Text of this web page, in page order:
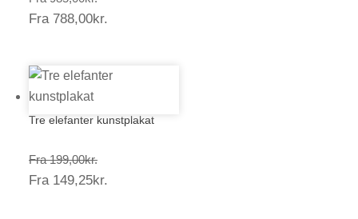
985,00kr.
Fra 788,00kr.
Tre elefanter kunstplakat
Fra 199,00kr.Prisinterval:
199,00kr.
Fra 149,25kr.